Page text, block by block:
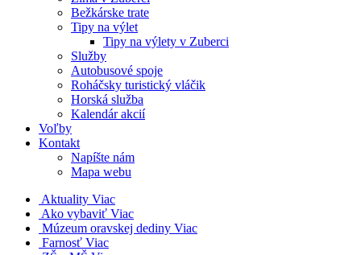
Bežkárske trate
Tipy na výlet
Tipy na výlety v Zuberci
Služby
Autobusové spoje
Roháčsky turistický vláčik
Horská služba
Kalendár akcií
Voľby
Kontakt
Napíšte nám
Mapa webu
Aktuality Viac
Ako vybaviť Viac
Múzeum oravskej dediny Viac
Farnosť Viac